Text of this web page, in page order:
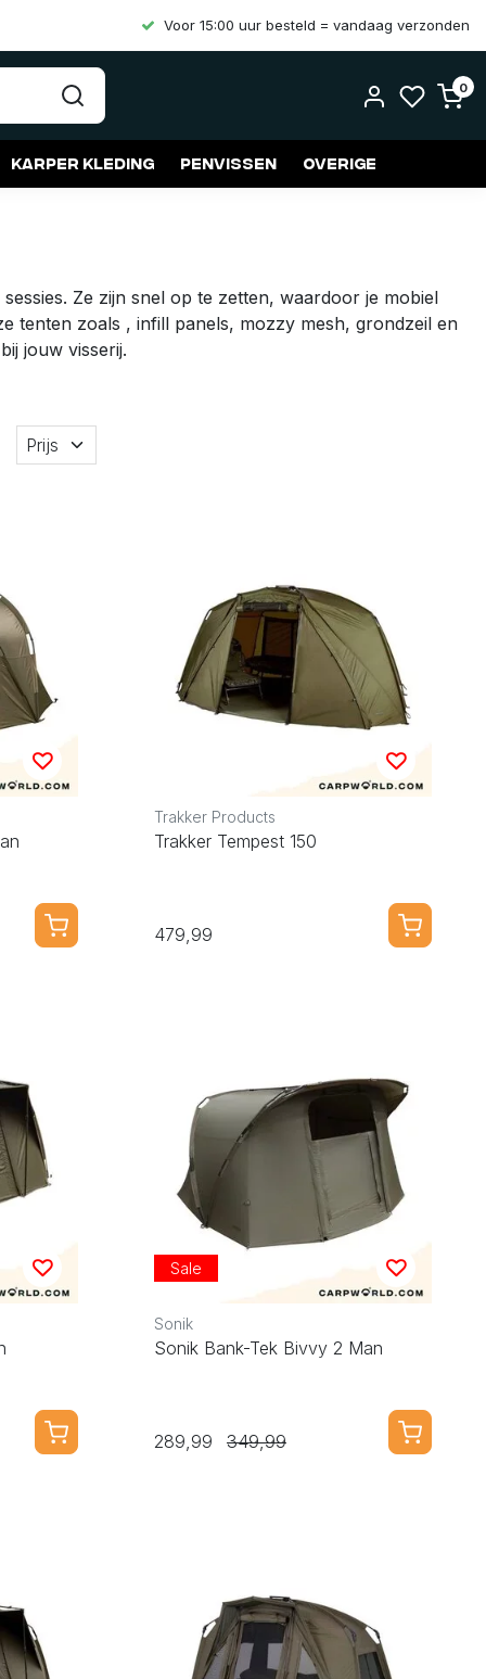
Voor 15:00 uur besteld = vandaag verzonden
0
Karper kleding Penvissen Overige
Ze zijn snel op te zetten, waardoor je mobiel
tenten zoals , infill panels, mozzy mesh, grondzeil en
jouw visserij.
Prijs
Trakker Products
Trakker Tempest 150
479,99
Sale
Sonik
Sonik Bank-Tek Bivvy 2 Man
289,99 349,99